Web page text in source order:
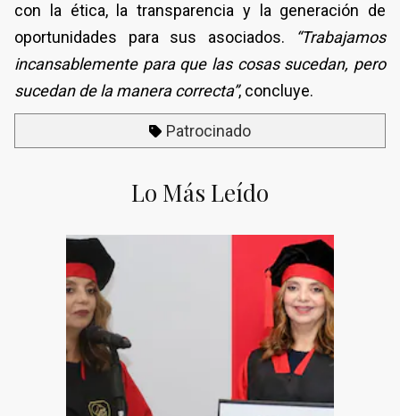
con la ética, la transparencia y la generación de
oportunidades para sus asociados.
“Trabajamos
incansablemente para que las cosas sucedan, pero
sucedan de la manera correcta”, concluye.
Patrocinado
Lo Más Leído